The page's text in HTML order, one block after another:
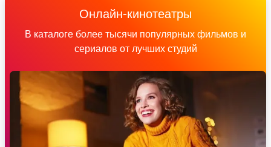
Онлайн-кинотеатры
В каталоге более тысячи популярных фильмов и
сериалов от лучших студий